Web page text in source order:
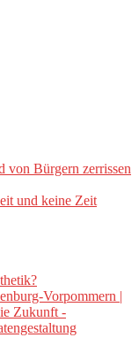
von Bürgern zerrissen
und keine Zeit
Vorpommern |
Zukunft -